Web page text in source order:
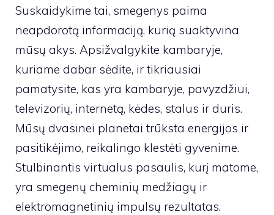
Suskaidykime tai, smegenys paima
neapdorotą informaciją, kurią suaktyvina
mūsų akys. Apsižvalgykite kambaryje,
kuriame dabar sėdite, ir tikriausiai
pamatysite, kas yra kambaryje, pavyzdžiui,
televizorių, internetą, kėdes, stalus ir duris.
Mūsų dvasinei planetai trūksta energijos ir
pasitikėjimo, reikalingo klestėti gyvenime.
Stulbinantis virtualus pasaulis, kurį matome,
yra smegenų cheminių medžiagų ir
elektromagnetinių impulsų rezultatas.